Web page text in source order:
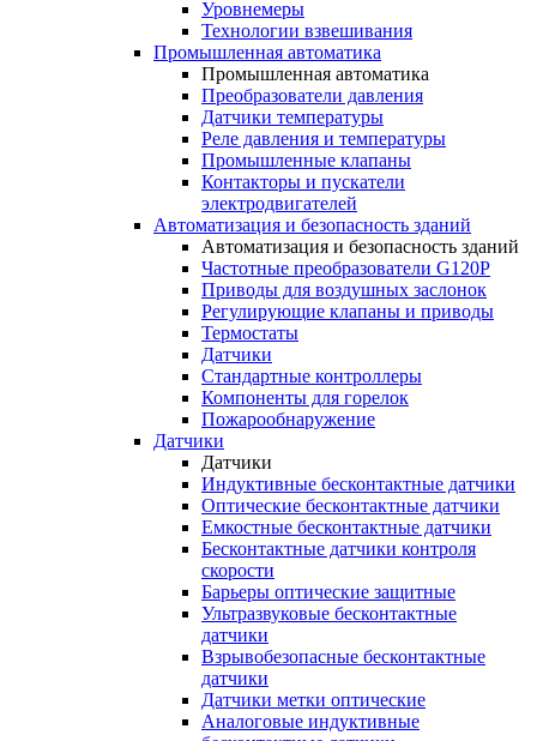
Уровнемеры
Технологии взвешивания
Промышленная автоматика
Промышленная автоматика
Преобразователи давления
Датчики температуры
Реле давления и температуры
Промышленные клапаны
Контакторы и пускатели
электродвигателей
Автоматизация и безопасность зданий
Автоматизация и безопасность зданий
Частотные преобразователи G120P
Приводы для воздушных заслонок
Регулирующие клапаны и приводы
Термостаты
Датчики
Стандартные контроллеры
Компоненты для горелок
Пожарообнаружение
Датчики
Датчики
Индуктивные бесконтактные датчики
Оптические бесконтактные датчики
Емкостные бесконтактные датчики
Бесконтактные датчики контроля
скорости
Барьеры оптические защитные
Ультразвуковые бесконтактные
датчики
Взрывобезопасные бесконтактные
датчики
Датчики метки оптические
Аналоговые индуктивные